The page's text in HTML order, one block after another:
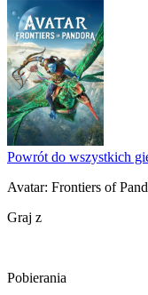
Powrót do wszystkich
Avatar: Frontiers of
Graj z
Pobierania